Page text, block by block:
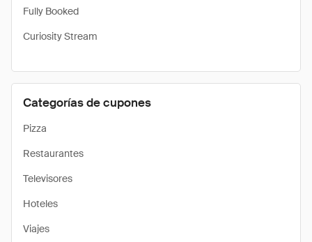
Fully Booked
Curiosity Stream
Categorías de cupones
Pizza
Restaurantes
Televisores
Hoteles
Viajes